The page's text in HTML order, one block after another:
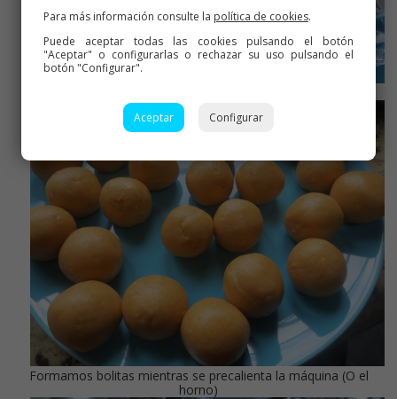
Formamos bolitas mientras se precalienta la máquina (O el
horno)
Para más información consulte la política de cookies.
Puede aceptar todas las cookies pulsando el botón
"Aceptar" o configurarlas o rechazar su uso pulsando el
botón "Configurar".
Aceptar Configurar